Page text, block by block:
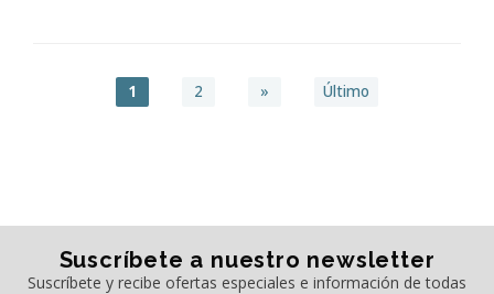
1 2 » Último
Suscríbete a nuestro newsletter
Suscríbete y recibe ofertas especiales e información de todas